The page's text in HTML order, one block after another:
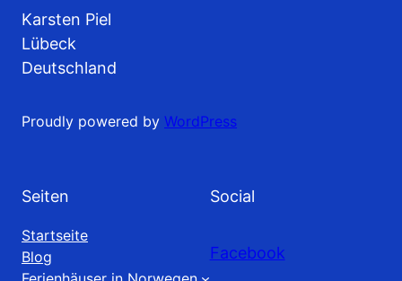
Karsten Piel
Lübeck
Deutschland
Proudly powered by WordPress
Seiten
Startseite
Blog
Social
Facebook